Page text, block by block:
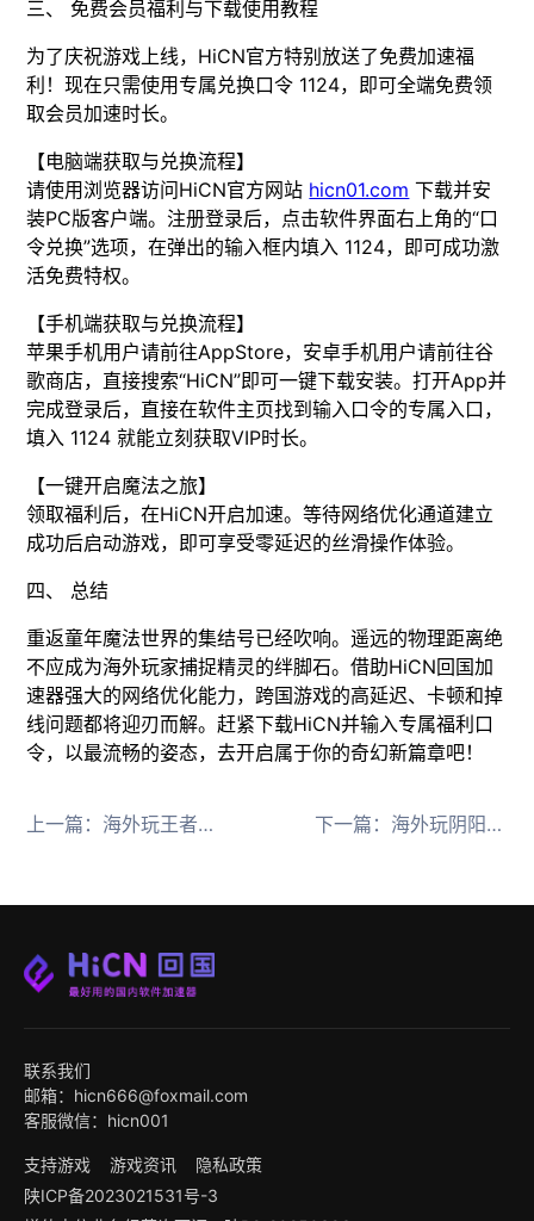
三、 免费会员福利与下载使用教程
为了庆祝游戏上线，HiCN官方特别放送了免费加速福
利！现在只需使用专属兑换口令 1124，即可全端免费领
取会员加速时长。
【电脑端获取与兑换流程】
请使用浏览器访问HiCN官方网站 hicn01.com 下载并安
装PC版客户端。注册登录后，点击软件界面右上角的“口
令兑换”选项，在弹出的输入框内填入 1124，即可成功激
活免费特权。
【手机端获取与兑换流程】
苹果手机用户请前往AppStore，安卓手机用户请前往谷
歌商店，直接搜索“HiCN”即可一键下载安装。打开App并
完成登录后，直接在软件主页找到输入口令的专属入口，
填入 1124 就能立刻获取VIP时长。
【一键开启魔法之旅】
领取福利后，在HiCN开启加速。等待网络优化通道建立
成功后启动游戏，即可享受零延迟的丝滑操作体验。
四、 总结
重返童年魔法世界的集结号已经吹响。遥远的物理距离绝
不应成为海外玩家捕捉精灵的绊脚石。借助HiCN回国加
速器强大的网络优化能力，跨国游戏的高延迟、卡顿和掉
线问题都将迎刃而解。赶紧下载HiCN并输入专属福利口
令，以最流畅的姿态，去开启属于你的奇幻新篇章吧！
上一篇： 海外玩王者荣耀世界手游延迟高怎么办？推荐好用的HiCN回国加速器解决卡顿 下一篇： 海外玩阴阳师国服延迟高？用HiCN回国加速器畅享新姿度
联系我们
邮箱：hicn666@foxmail.com
客服微信：hicn001
支持游戏 游戏资讯
隐私政策
陕ICP备2023021531号-3